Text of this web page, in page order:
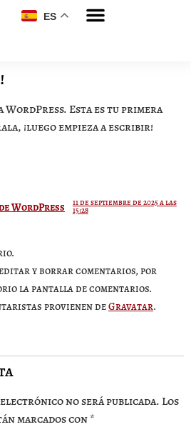
ES
WordPress. Esta es tu primera
¡luego empieza a escribir!
WordPress
11 de septiembre de 2025 a las
15:28
editar y borrar comentarios, por
la pantalla de comentarios.
provienen deGravatar.
no será publicada. Los
marcados con*